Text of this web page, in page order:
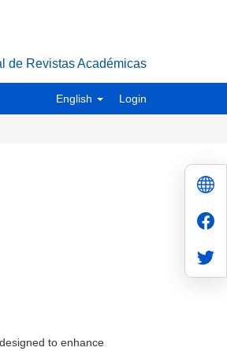
de Revistas Académicas
English Login
to enhance